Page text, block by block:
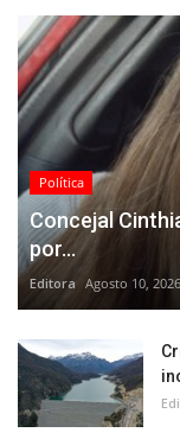
Política
Concejal
por...
Editora Agosto 10, 2026